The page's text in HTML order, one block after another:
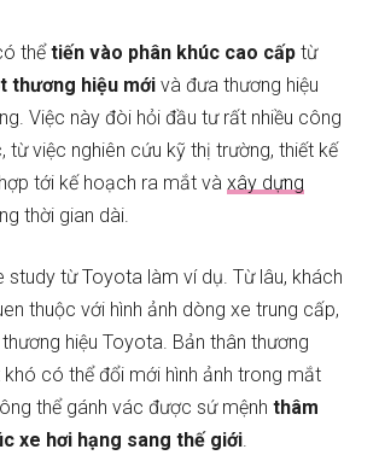
thểtiến vào phân khúc cao cấp từ
thương hiệu mới và đưa thương hiệu
Việc này đòi hỏi đầu tư rất nhiều công
từ việc nghiên cứu kỹ thị trường, thiết kế
tới kế hoạch ra mắt và xây dựng
thời gian dài.
study từ Toyota làm ví dụ. Từ lâu, khách
thuộc với hình ảnh dòng xe trung cấp,
hiệu Toyota. Bản thân thương
khó có thể đổi mới hình ảnh trong mắt
thể gánh vác được sứ mệnh thâm
xe hơi hạng sang thế giới.